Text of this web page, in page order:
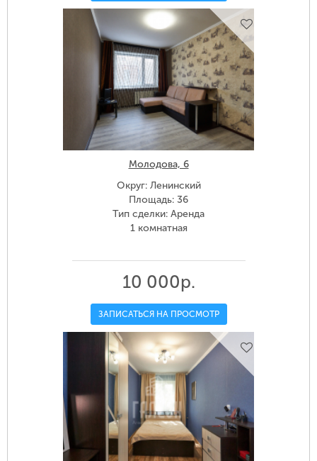
Молодова, 6
Округ: Ленинский
Площадь: 36
Тип сделки: Аренда
1 комнатная
10 000р.
ЗАПИСАТЬСЯ НА ПРОСМОТР